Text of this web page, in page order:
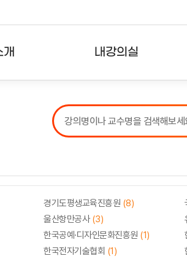
내강의실
강의리스트
수강확인증강의
경기도평생교육진흥원 (8)
울산항만공사 (3)
한국공예·디자인문화진흥원 (1)
한국전자기술협회 (1)